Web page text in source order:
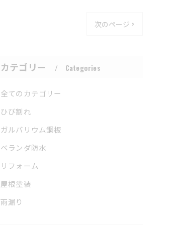
次のページ >
カテゴリー Categories
全てのカテゴリー
ひび割れ
ガルバリウム鋼板
ベランダ防水
リフォーム
屋根塗装
雨漏り